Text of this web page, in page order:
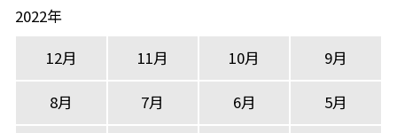
2022年
12月
11月 10月 9月
8月 7月 6月 5月